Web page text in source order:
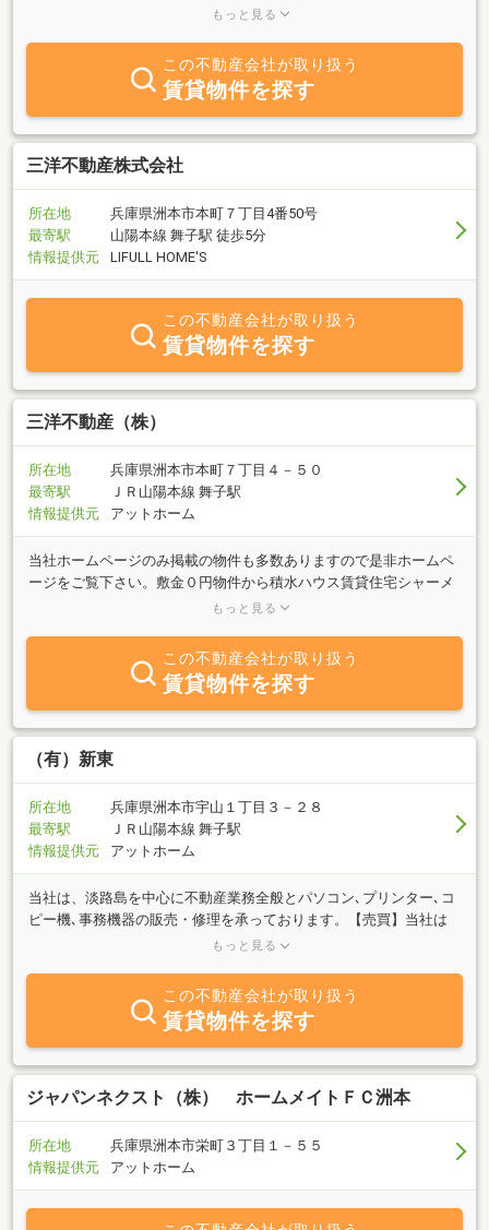
ぐらいで収まるお部屋はないか、聞きたい事がありましたらなんで
もっと見る
この不動産会社が取り扱う
賃貸物件を探す
三洋不動産株式会社
所在地
兵庫県洲本市本町７丁目4番50号
最寄駅
山陽本線 舞子駅 徒歩5分
情報提供元
LIFULL HOME'S
この不動産会社が取り扱う
賃貸物件を探す
三洋不動産（株）
所在地
兵庫県洲本市本町７丁目４－５０
最寄駅
ＪＲ山陽本線 舞子駅
情報提供元
アットホーム
当社ホームページのみ掲載の物件も多数ありますので是非ホームペ
ージをご覧下さい。敷金０円物件から積水ハウス賃貸住宅シャーメ
ゾンをお取り扱い。他、分譲地、売り地、中古戸建て、田舎暮らし
ーズに合った物件をご紹介できるよう、親切、丁寧な接客を心がけ
ておりますので安心してお問い合わせ下さい。
もっと見る
この不動産会社が取り扱う
賃貸物件を探す
（有）新東
所在地
兵庫県洲本市宇山１丁目３－２８
最寄駅
ＪＲ山陽本線 舞子駅
情報提供元
アットホーム
当社は、淡路島を中心に不動産業務全般とパソコン､プリンター､コ
ピー機､事務機器の販売・修理を承っております。【売買】当社は
本業で培った長年の営業活動による多様な人脈と豊富な情報量と
応えします。土地・戸建・マンション・事業用土地・事業用建物か
らワンルームマンションや一棟マンションの収益物件等、不動産売
買の事なら何でもご相談下さい。【賃貸】オーナー様からの賃貸の
ご相談に対しては、お客様に最適な運営プランをご提案いたしま
す。入居を希望されるお客様に対しては、ニーズに合わせて、ネッ
トワークを駆使して賃貸物件情報を幅広く収集し、お客様のご希望
更新・解約まで一貫してサポートいたします。
もっと見る
この不動産会社が取り扱う
賃貸物件を探す
ジャパンネクスト（株） ホームメイトＦＣ洲本
所在地
兵庫県洲本市栄町３丁目１－５５
情報提供元
アットホーム